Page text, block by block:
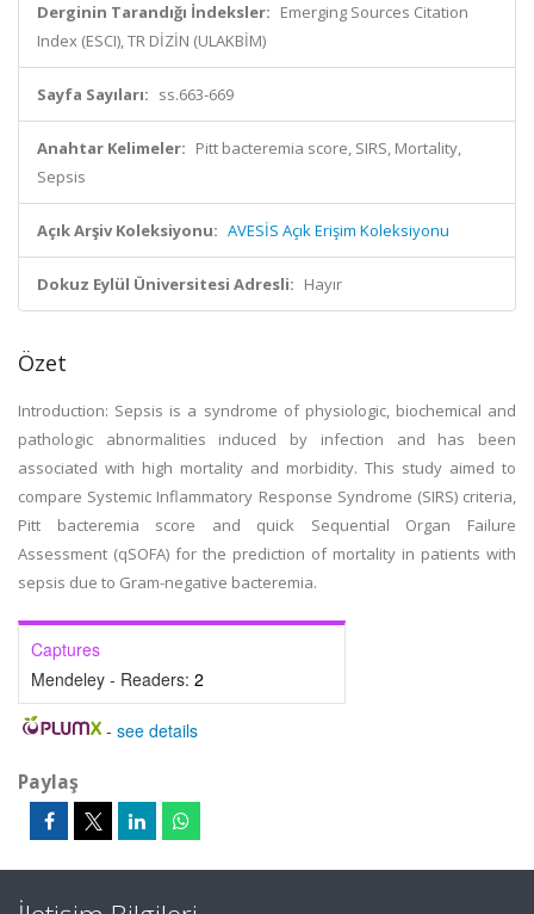
Derginin Tarandığı İndeksler: Emerging Sources Citation
Index (ESCI), TR DİZİN (ULAKBİM)
Sayfa Sayıları: ss.663-669
Anahtar Kelimeler: Pitt bacteremia score, SIRS, Mortality,
Sepsis
Açık Arşiv Koleksiyonu: AVESİS Açık Erişim Koleksiyonu
Dokuz Eylül Üniversitesi Adresli: Hayır
Özet
Introduction: Sepsis is a syndrome of physiologic, biochemical and
pathologic abnormalities induced by infection and has been
associated with high mortality and morbidity. This study aimed to
compare Systemic Inflammatory Response Syndrome (SIRS) criteria,
Pitt bacteremia score and quick Sequential Organ Failure
Assessment (qSOFA) for the prediction of mortality in patients with
sepsis due to Gram-negative bacteremia.
Captures
Mendeley - Readers: 2
- see details
Paylaş